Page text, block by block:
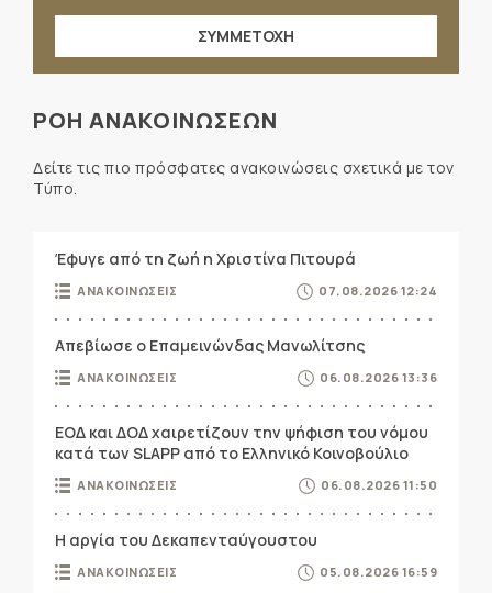
ΣΥΜΜΕΤΟΧΗ
ΡΟΗ ΑΝΑΚΟΙΝΩΣΕΩΝ
Δείτε τις πιο πρόσφατες ανακοινώσεις σχετικά με τον
Τύπο.
Έφυγε από τη ζωή η Χριστίνα Πιτουρά
ΑΝΑΚΟΙΝΩΣΕΙΣ 07.08.2026 12:24
Απεβίωσε ο Επαμεινώνδας Μανωλίτσης
ΑΝΑΚΟΙΝΩΣΕΙΣ 06.08.2026 13:36
ΕΟΔ και ΔΟΔ χαιρετίζουν την ψήφιση του νόμου
κατά των SLAPP από το Ελληνικό Κοινοβούλιο
ΑΝΑΚΟΙΝΩΣΕΙΣ 06.08.2026 11:50
Η αργία του Δεκαπενταύγουστου
ΑΝΑΚΟΙΝΩΣΕΙΣ 05.08.2026 16:59